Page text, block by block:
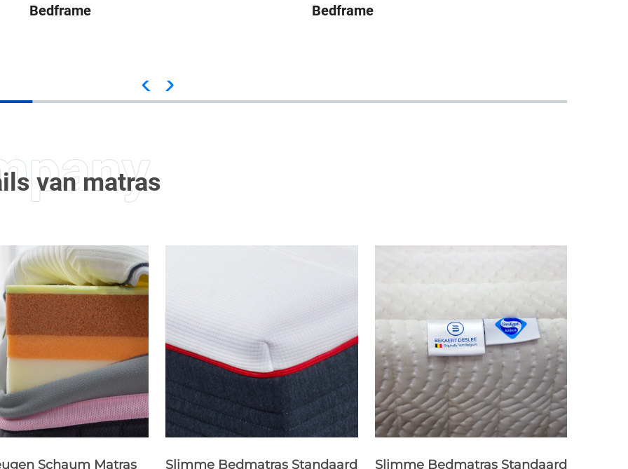
Bedframe
Bedframe
van matras
Bedmatras Standaard Slimme Bedmatras Standaard Slimme Bedmatras Standaard